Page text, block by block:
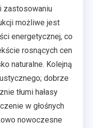
zastosowaniu
możliwe jest
energetycznej, co
rosnących cen
naturalne. Kolejną
dobrze
tłumi hałasy
w głośnych
nowoczesne